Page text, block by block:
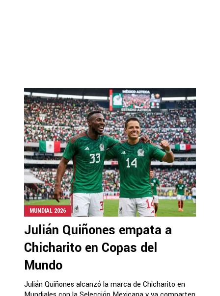
MUNDIAL 2026
Julián Quiñones empata a
Chicharito en Copas del
Mundo
Julián Quiñones alcanzó la marca de Chicharito en